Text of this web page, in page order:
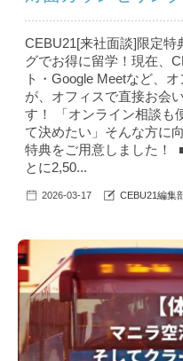
CEBU21[来社面談]限定特
グでお得に留学！現在、
ト・Google Meetなど、
が、オフィスで直接お会
す！ 「オンライン相談も
て決めたい」そんな方に
特典をご用意しました！
とに2,50...
2026-03-17 CEBU21編集